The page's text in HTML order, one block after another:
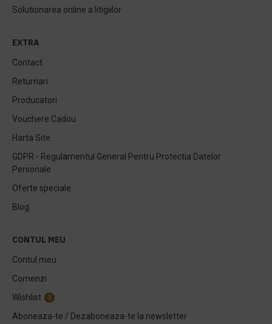
Solutionarea online a litigiilor
EXTRA
Contact
Returnari
Producatori
Vouchere Cadou
Harta Site
GDPR - Regulamentul General Pentru Protectia Datelor
Personale
Oferte speciale
Blog
CONTUL MEU
Contul meu
Comenzi
Wishlist
0
Aboneaza-te / Dezaboneaza-te la newsletter